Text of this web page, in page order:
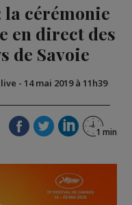
la cérémonie
en direct des
de Savoie
- 14 mai 2019 à 11h39